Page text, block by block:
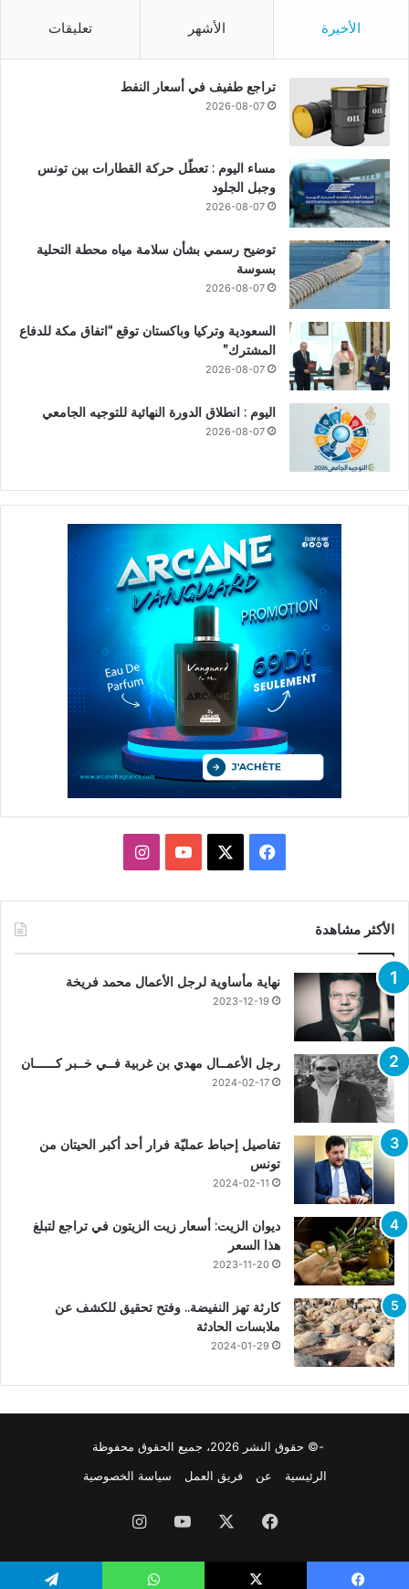
الأخيرة الأشهر تعليقات
تراجع طفيف في أسعار النفط
2026-08-07
مساء اليوم : تعطّل حركة القطارات بين تونس
وجبل الجلود
2026-08-07
توضيح رسمي بشأن سلامة مياه محطة التحلية
بسوسة
2026-08-07
السعودية وتركيا وباكستان توقع “اتفاق مكة للدفاع
المشترك”
2026-08-07
اليوم : انطلاق الدورة النهائية للتوجيه الجامعي
2026-08-07
فيسبوك يوتيوبانستقرام
الأكثر مشاهدة
نهاية مأساوية لرجل الأعمال محمد فريخة
2023-12-19
رجل الأعمــال مهدي بن غربية فــي خــبر كــــــان
2024-02-17
تفاصيل إحباط عمليّة فرار أحد أكبر الحيتان من
تونس
2024-02-11
ديوان الزيت: أسعار زيت الزيتون في تراجع لتبلغ
هذا السعر
2023-11-20
كارثة تهز النفيضة.. وفتح تحقيق للكشف عن
ملابسات الحادثة
2024-01-29
-© حقوق النشر 2026، جميع الحقوق محفوظة
الرئيسية
عن فريق العمل سياسة الخصوصية
فيسبوك يوتيوبانستقرام